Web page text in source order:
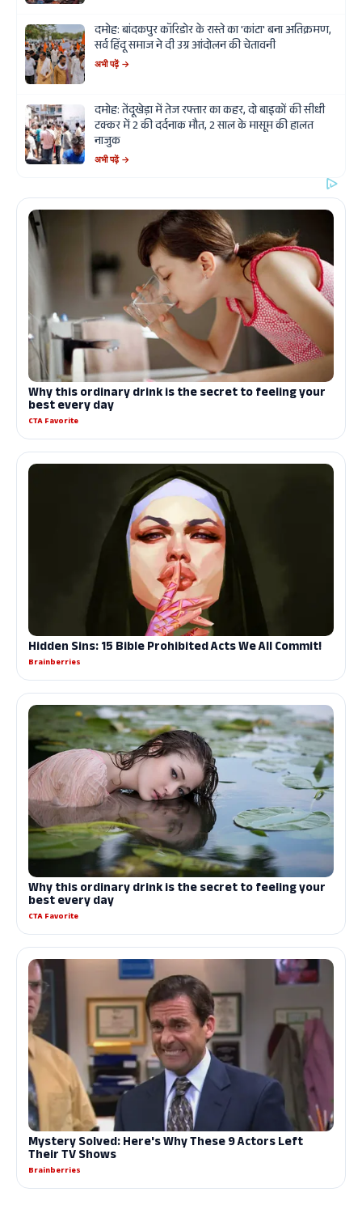
दमोह: बांदकपुर कॉरिडोर के रास्ते का 'कांटा' बना अतिक्रमण,
सर्व हिंदू समाज ने दी उग्र आंदोलन की चेतावनी
अभी पढ़ें →
दमोह: तेंदूखेड़ा में तेज रफ्तार का कहर, दो बाइकों की सीधी
टक्कर में 2 की दर्दनाक मौत, 2 साल के मासूम की हालत
नाजुक
अभी पढ़ें →